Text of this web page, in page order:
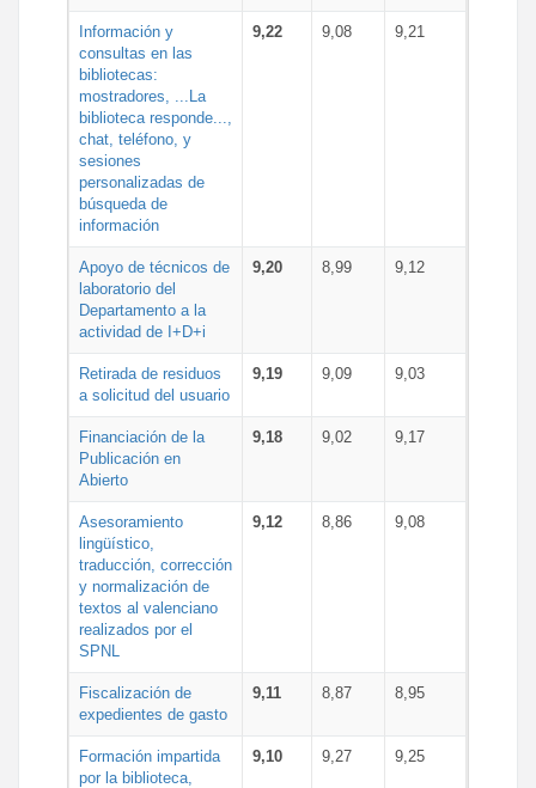
Información y
consultas en las
bibliotecas:
mostradores, ...La
biblioteca responde...,
chat, teléfono, y
sesiones
personalizadas de
búsqueda de
información
9,22 9,08 9,21
Apoyo de técnicos de
laboratorio del
Departamento a la
actividad de I+D+i
9,20 8,99 9,12
Retirada de residuos
a solicitud del usuario
9,19 9,09 9,03
Financiación de la
Publicación en
Abierto
9,18 9,02 9,17
Asesoramiento
lingüístico,
traducción, corrección
y normalización de
textos al valenciano
realizados por el
SPNL
9,12 8,86 9,08
Fiscalización de
expedientes de gasto
9,11 8,87 8,95
Formación impartida
por la biblioteca,
9,10 9,27 9,25